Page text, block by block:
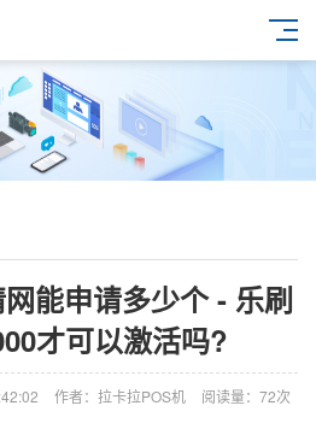
能申请多少个 - 乐刷
才可以激活吗?
作者：拉卡拉POS机 阅读量：72次